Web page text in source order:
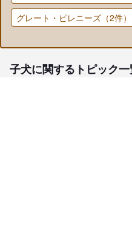
グレート・ピレニーズ（2件）
子犬に関するトピック